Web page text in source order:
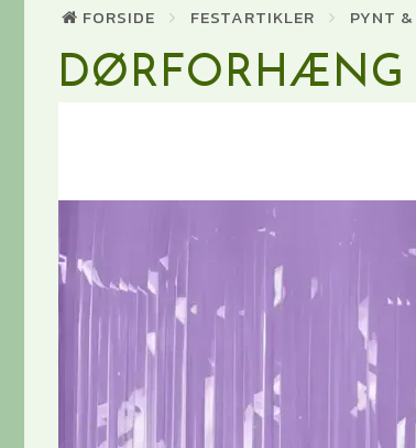
FORSIDE FESTARTIKLER PYNT
DØRFORHÆNG